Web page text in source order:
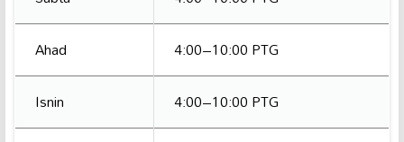
Ahad
4:00–10:00 PTG
Isnin
4:00–10:00 PTG